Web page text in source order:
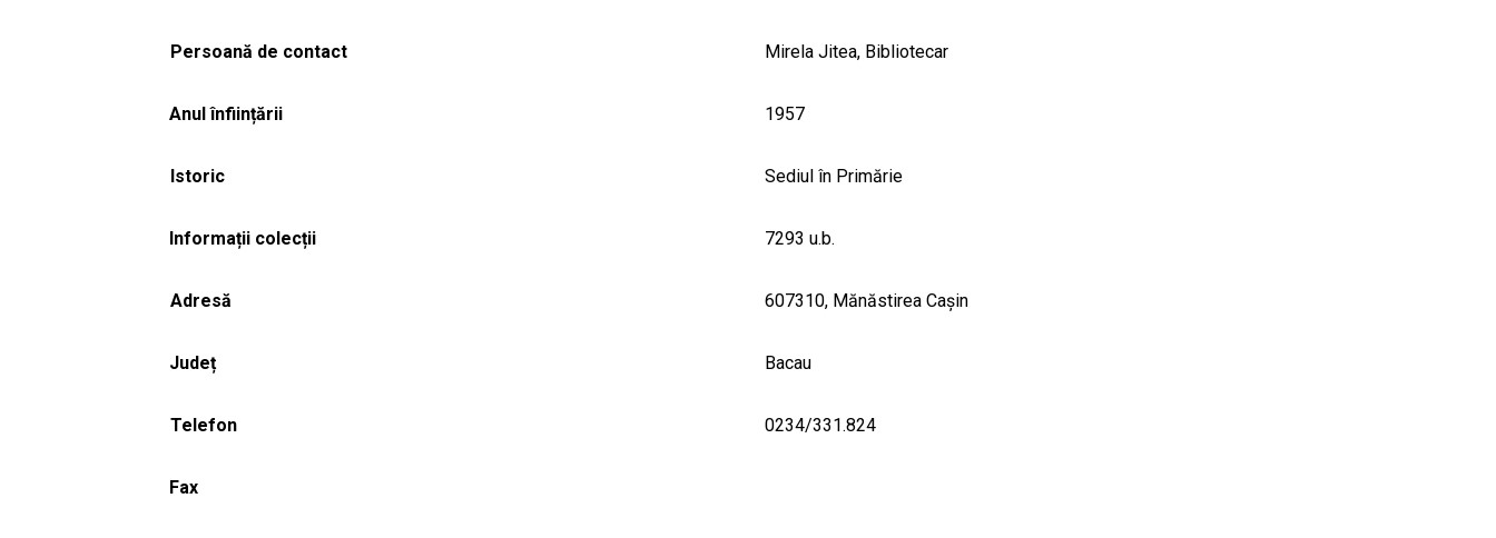
Persoană de contact Mirela Jitea, Bibliotecar
Anul înființării 1957
Istoric Sediul în Primărie
Informații colecții 7293 u.b.
Adresă 607310, Mănăstirea Caşin
Județ Bacau
Telefon 0234/331.824
Fax